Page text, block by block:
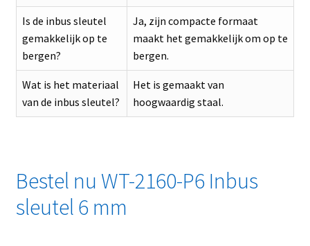
Is de inbus sleutel
gemakkelijk op te
bergen?
Ja, zijn compacte formaat
maakt het gemakkelijk om op te
bergen.
Wat is het materiaal
van de inbus sleutel?
Het is gemaakt van
hoogwaardig staal.
Bestel nu WT-2160-P6 Inbus
sleutel 6 mm